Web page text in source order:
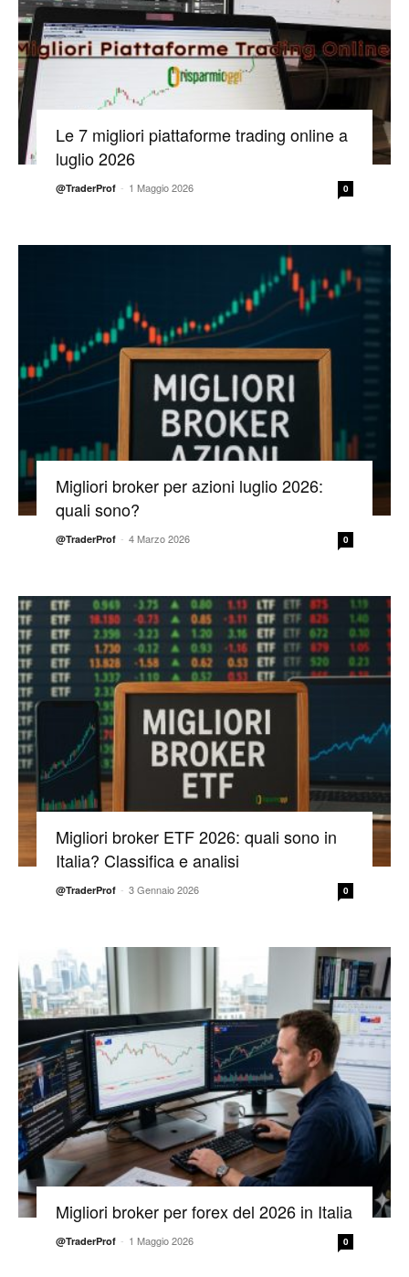
Le 7 migliori piattaforme trading online a
luglio 2026
@TraderProf - 1 Maggio 2026 0
Migliori broker per azioni luglio 2026:
quali sono?
@TraderProf - 4 Marzo 2026 0
Migliori broker ETF 2026: quali sono in
Italia? Classifica e analisi
@TraderProf - 3 Gennaio 2026 0
Migliori broker per forex del 2026 in Italia
@TraderProf - 1 Maggio 2026 0